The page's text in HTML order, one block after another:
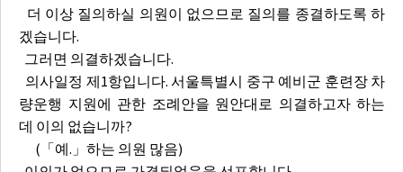
더 이상 질의하실 의원이 없으므로 질의를 종결하도록 하
겠습니다.
그러면 의결하겠습니다.
의사일정 제1항입니다. 서울특별시 중구 예비군 훈련장 차
량운행 지원에 관한 조례안을 원안대로 의결하고자 하는
데 이의 없습니까?
(「예.」하는 의원 많음)